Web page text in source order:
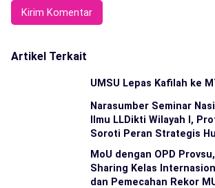
Artikel Terkait
UMSU Lepas Kafilah ke
Narasumber Seminar
Ilmu LLDikti Wilayah I,
Soroti Peran Strategis
MoU dengan OPD
Sharing Kelas
dan Pemecahan Rekor